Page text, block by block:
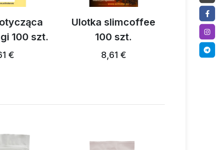
100 szt.
€
Ulotka slimcoffee
100 szt.
8,61 €
Ulotka
-